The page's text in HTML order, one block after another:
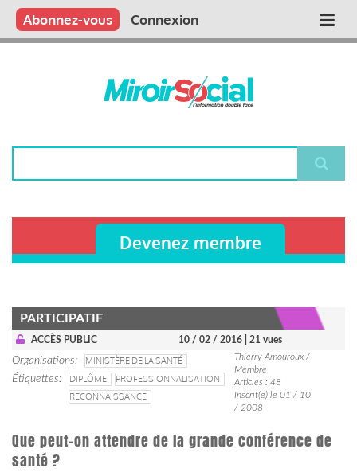
Aller
contenu
Main
Qui sommes nous ?
Vous publiez
Nous publions
Contactez-nous
Abonnez-vous Connexion
Devenez membre
PARTICIPATIF
ACCÈS PUBLIC 10 / 02 / 2016 | 21 vues
Organisations
MINISTÈRE DE LA SANTÉ
Étiquettes
DIPLÔME
PROFESSIONNALISATION
RECONNAISSANCE
Thierry Amouroux /
Membre
Articles : 48
Inscrit(e) le 01 / 10
/ 2008
Que peut-on attendre de la grande conférence de
santé ?